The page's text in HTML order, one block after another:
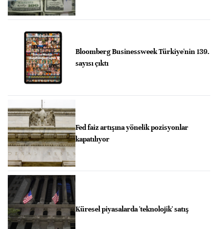
Bloomberg Businessweek Türkiye'nin 139.
sayısı çıktı
Fed faiz artışına yönelik pozisyonlar
kapatılıyor
Küresel piyasalarda 'teknolojik' satış